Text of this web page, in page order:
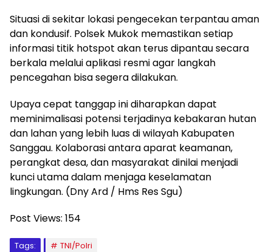
Situasi di sekitar lokasi pengecekan terpantau aman
dan kondusif. Polsek Mukok memastikan setiap
informasi titik hotspot akan terus dipantau secara
berkala melalui aplikasi resmi agar langkah
pencegahan bisa segera dilakukan.
Upaya cepat tanggap ini diharapkan dapat
meminimalisasi potensi terjadinya kebakaran hutan
dan lahan yang lebih luas di wilayah Kabupaten
Sanggau. Kolaborasi antara aparat keamanan,
perangkat desa, dan masyarakat dinilai menjadi
kunci utama dalam menjaga keselamatan
lingkungan. (Dny Ard / Hms Res Sgu)
Post Views: 154
Tags: TNI/Polri